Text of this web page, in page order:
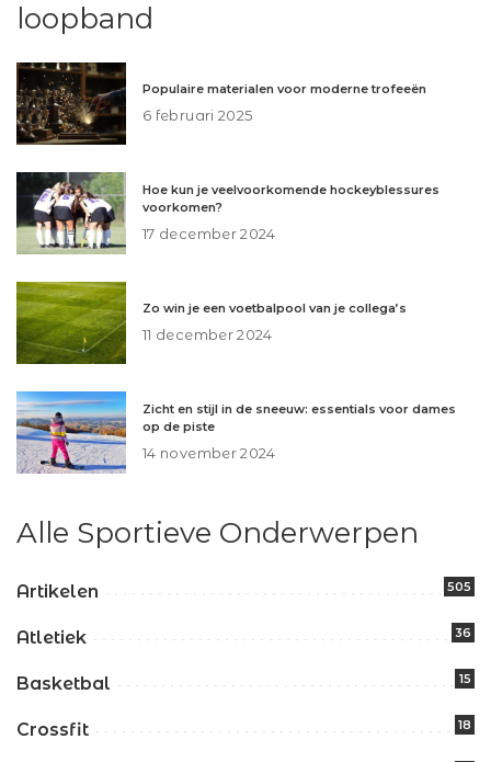
loopband
Populaire materialen voor moderne trofeeën
6 februari 2025
Hoe kun je veelvoorkomende hockeyblessures
voorkomen?
17 december 2024
Zo win je een voetbalpool van je collega’s
11 december 2024
Zicht en stijl in de sneeuw: essentials voor dames
op de piste
14 november 2024
Alle Sportieve Onderwerpen
Artikelen 505
Atletiek 36
Basketbal 15
Crossfit 18